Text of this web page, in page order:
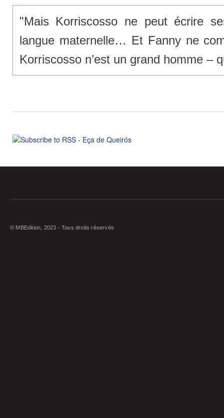
"Mais Korriscosso ne peut écrire
langue maternelle… Et Fanny ne
Korriscosso n’est un grand homme –
© MBEdition, 2023 - Tous droits réservés